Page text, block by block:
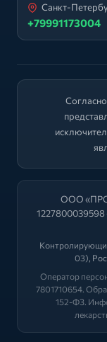
Санкт-
+79991173004
ООО
03),
Оператор
7801710654.
152-ФЗ.